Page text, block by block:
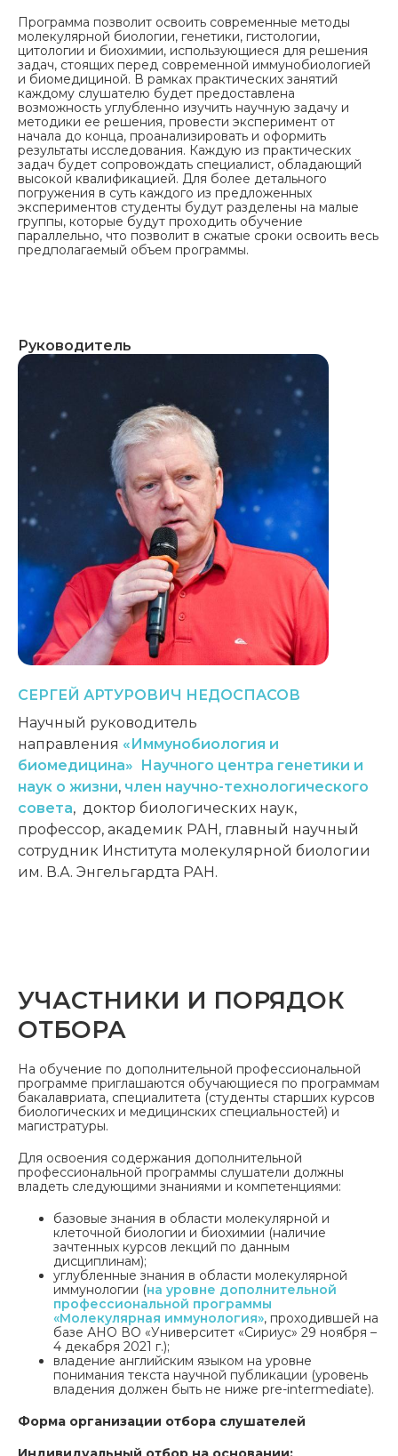
Программа позволит освоить современные методы
молекулярной биологии, генетики, гистологии,
цитологии и биохимии, использующиеся для решения
задач, стоящих перед современной иммунобиологией
и биомедициной. В рамках практических занятий
каждому слушателю будет предоставлена
возможность углубленно изучить научную задачу и
методики ее решения, провести эксперимент от
начала до конца, проанализировать и оформить
результаты исследования. Каждую из практических
задач будет сопровождать специалист, обладающий
высокой квалификацией. Для более детального
погружения в суть каждого из предложенных
экспериментов студенты будут разделены на малые
группы, которые будут проходить обучение
параллельно, что позволит в сжатые сроки освоить весь
предполагаемый объем программы.
Руководитель
СЕРГЕЙ АРТУРОВИЧ
НЕДОСПАСОВ
Научный руководитель
направления «Иммунобиология и
биомедицина»
Научного центра генетики и
наук о жизни, член научно-технологического
совета, доктор биологических наук,
профессор, академик РАН, главный научный
сотрудник Института молекулярной биологии
им. В.А. Энгельгардта РАН.
УЧАСТНИКИ И ПОРЯДОК
ОТБОРА
На обучение по дополнительной профессиональной
программе приглашаются обучающиеся по программам
бакалавриата, специалитета (студенты старших курсов
биологических и медицинских специальностей) и
магистратуры.
Для освоения содержания дополнительной
профессиональной программы слушатели должны
владеть следующими знаниями и компетенциями:
базовые знания в области молекулярной и
клеточной биологии и биохимии (наличие
зачтенных курсов лекций по данным
дисциплинам);
углубленные знания в области молекулярной
иммунологии (на уровне дополнительной
профессиональной программы
«Молекулярная иммунология», проходившей на
базе АНО ВО «Университет «Сириус» 29 ноября –
4 декабря 2021 г.);
владение английским языком на уровне
понимания текста научной публикации (уровень
владения должен быть не ниже pre-intermediate).
Форма организации отбора слушателей